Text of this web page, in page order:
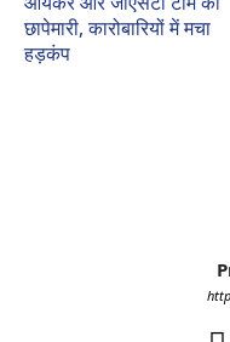
छापेमारी, कारोबारियों में मचा
हड़कंप